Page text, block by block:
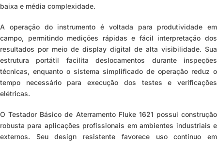
baixa e média complexidade.
A operação do instrumento é voltada para produtividade em
campo, permitindo medições rápidas e fácil interpretação dos
resultados por meio de display digital de alta visibilidade. Sua
estrutura portátil facilita deslocamentos durante inspeções
técnicas, enquanto o sistema simplificado de operação reduz o
tempo necessário para execução dos testes e verificações
elétricas.
O Testador Básico de Aterramento Fluke 1621 possui construção
robusta para aplicações profissionais em ambientes industriais e
externos. Seu design resistente favorece uso contínuo em